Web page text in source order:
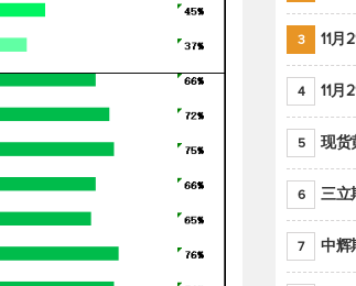
3 11月
4 11月29
5 现货
6 三立期
7 中辉期货